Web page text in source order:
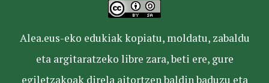
Alea.eus-eko edukiak kopiatu, moldatu, zabaldu
eta argitaratzeko libre zara, beti ere, gure
egiletzakoak direla aitortzen baldin baduzu eta